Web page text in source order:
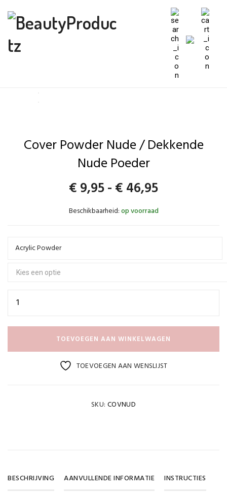
Cover Powder Nude / Dekkende
Nude Poeder
€9,95-€46,95Prijsklasse:
€9,95
Beschikbaarheid:op voorraad
Acrylic Powder
TOEVOEGEN AAN WINKELWAGEN
TOEVOEGEN AAN WENSLIJST
SKU: COVNUD
BESCHRIJVING AANVULLENDE INFORMATIE INSTRUCTIES